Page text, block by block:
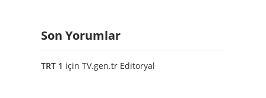
Son Yorumlar
TRT 1 için TV.gen.tr Editoryal